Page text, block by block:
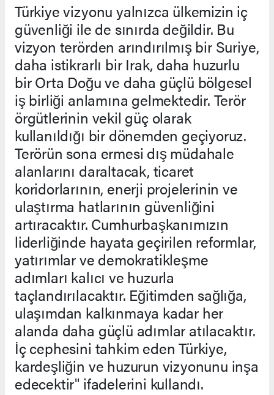
Türkiye vizyonu yalnızca ülkemizin iç
güvenliği ile de sınırda değildir. Bu
vizyon terörden arındırılmış bir Suriye,
daha istikrarlı bir Irak, daha huzurlu
bir Orta Doğu ve daha güçlü bölgesel
iş birliği anlamına gelmektedir. Terör
örgütlerinin vekil güç olarak
kullanıldığı bir dönemden geçiyoruz.
Terörün sona ermesi dış müdahale
alanlarını daraltacak, ticaret
koridorlarının, enerji projelerinin ve
ulaştırma hatlarının güvenliğini
artıracaktır. Cumhurbaşkanımızın
liderliğinde hayata geçirilen reformlar,
yatırımlar ve demokratikleşme
adımları kalıcı ve huzurla
taçlandırılacaktır. Eğitimden sağlığa,
ulaşımdan kalkınmaya kadar her
alanda daha güçlü adımlar atılacaktır.
İç cephesini tahkim eden Türkiye,
kardeşliğin ve huzurun vizyonunu inşa
edecektir" ifadelerini kullandı.